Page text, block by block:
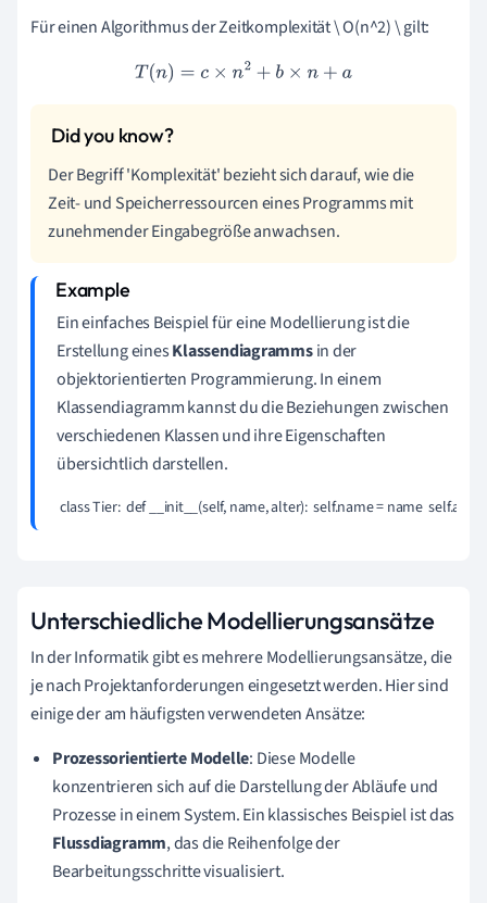
Für einen Algorithmus der Zeitkomplexität \ O(n^2) \ gilt:
T( n) =c ×n2 +b ×n +a
Der Begriff 'Komplexität' bezieht sich darauf, wie die
Zeit- und Speicherressourcen eines Programms mit
zunehmender Eingabegröße anwachsen.
Ein einfaches Beispiel für eine Modellierung ist die
Erstellung einesKlassendiagrammsin der
objektorientierten Programmierung. In einem
Klassendiagramm kannst du die Beziehungen zwischen
verschiedenen Klassen und ihre Eigenschaften
übersichtlich darstellen.
class Tier:  def __init__(self, name, alter):  self.name = name
Unterschiedliche Modellierungsansätze
In der Informatik gibt es mehrere Modellierungsansätze, die
je nach Projektanforderungen eingesetzt werden. Hier sind
einige der am häufigsten verwendeten Ansätze:
Prozessorientierte Modelle: Diese Modelle
konzentrieren sich auf die Darstellung der Abläufe und
Prozesse in einem System. Ein klassisches Beispiel ist das
Flussdiagramm, das die Reihenfolge der
Bearbeitungsschritte visualisiert.